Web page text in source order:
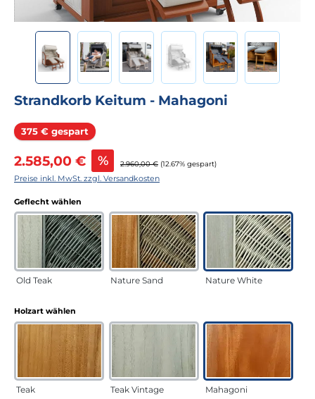
Strandkorb Keitum - Mahagoni
375 € gespart Rabatt
Verkaufspreis:
2.585,00 € % Regulärer Preis:
2.960,00 € (12.67% gespart)
Preise inkl. MwSt. zzgl. Versandkosten
Geflecht wählen
Old Teak Nature Sand Nature White
Holzart wählen
Teak Teak Vintage Mahagoni